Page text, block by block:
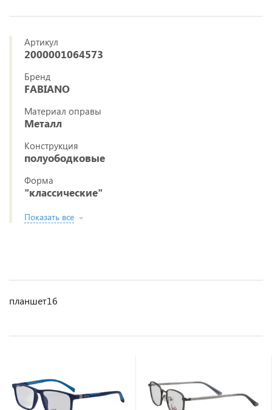
Артикул
2000001064573
Бренд
FABIANO
Материал оправы
Металл
Конструкция
полуободковые
Форма
"классические"
Показать все
планшет16